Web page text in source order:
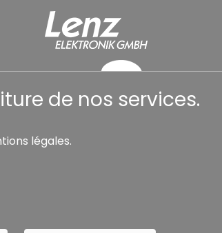
Copyright ©Busch.
de nos services.
légales.